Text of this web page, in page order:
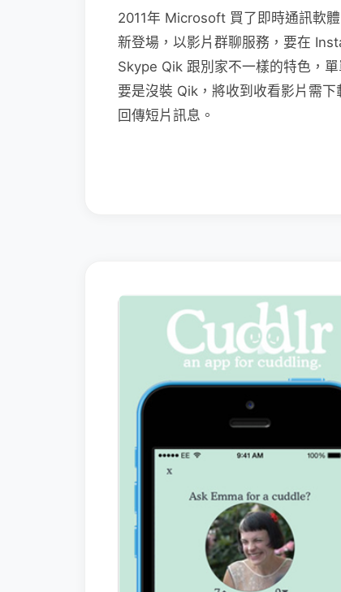
2011年 Microsoft 買了即時通訊軟
新登場，以影片群聊服務，要在
Skype Qik 跟別家不一樣的特色，
要是沒裝 Qik，將收到收看影片需
回傳短片訊息。